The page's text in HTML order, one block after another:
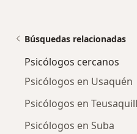
Búsquedas relacionadas
Psicólogos cercanos
Psicólogos en Usaquén
Psicólogos en
Psicólogos en Suba